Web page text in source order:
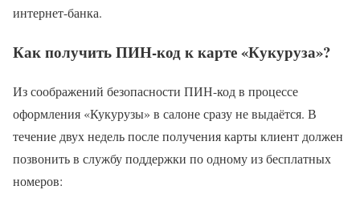
интернет-банка.
Как получить ПИН-код к карте «Кукуруза»?
Из соображений безопасности ПИН-код в процессе
оформления «Кукурузы» в салоне сразу не выдаётся. В
течение двух недель после получения карты клиент должен
позвонить в службу поддержки по одному из бесплатных
номеров: